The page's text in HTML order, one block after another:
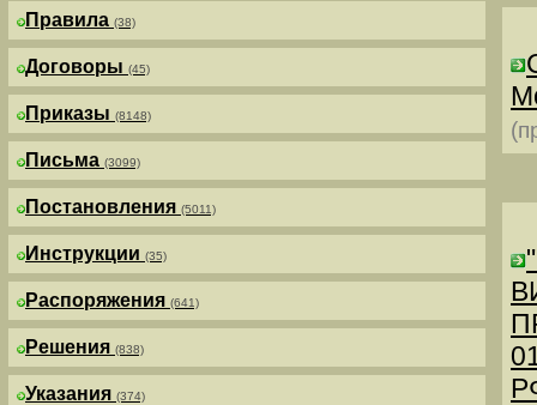
Правила (38)
Договоры (45)
Приказы (8148)
Письма (3099)
Постановления (5011)
Инструкции (35)
Распоряжения (641)
Решения (838)
Указания (374)